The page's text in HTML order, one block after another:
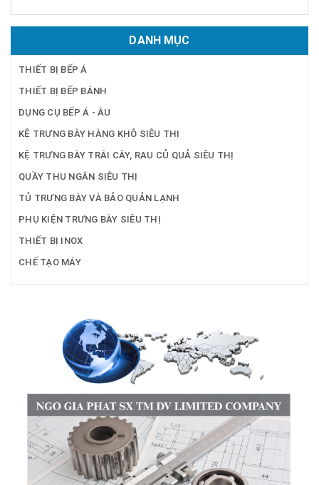
DANH MỤC
THIẾT BỊ BẾP Á
THIẾT BỊ BẾP BÁNH
DỤNG CỤ BẾP Á - ÂU
KỆ TRƯNG BÀY HÀNG KHÔ SIÊU THỊ
KỆ TRƯNG BÀY TRÁI CÂY, RAU CỦ QUẢ SIÊU THỊ
QUẦY THU NGÂN SIÊU THỊ
TỦ TRƯNG BÀY VÀ BẢO QUẢN LẠNH
PHỤ KIỆN TRƯNG BÀY SIÊU THỊ
THIẾT BỊ INOX
CHẾ TẠO MÁY